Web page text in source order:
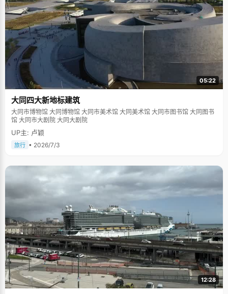
05:22
大同四大新地标建筑
大同市博物馆 大同博物馆 大同市美术馆 大同美术馆 大同市图书馆 大同图书
馆 大同市大剧院 大同大剧院
UP主: 卢颖
旅行 • 2026/7/3
12:28